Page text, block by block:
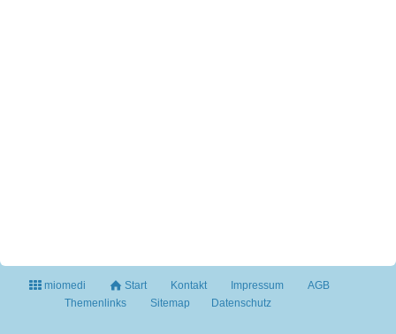
miomedi Start Kontakt Impressum
AGB
Themenlinks
Sitemap Datenschutz